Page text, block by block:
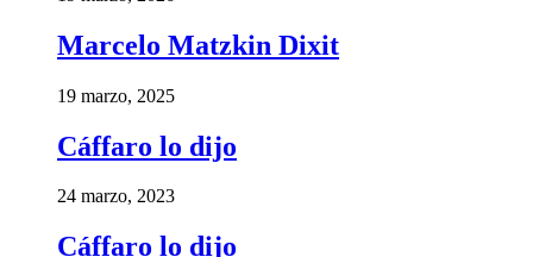
Marcelo Matzkin Dixit
19 marzo, 2025
Cáffaro lo dijo
24 marzo, 2023
Cáffaro lo dijo